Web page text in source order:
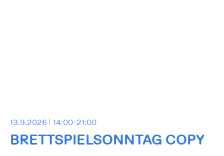
13.9.2026 14:00-21:00
BRETTSPIELSONNTAG COPY